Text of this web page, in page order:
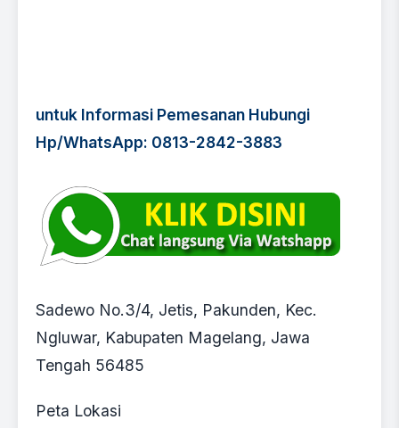
untuk Informasi Pemesanan Hubungi
Hp/WhatsApp: 0813-2842-3883
Sadewo No.3/4, Jetis, Pakunden, Kec.
Ngluwar, Kabupaten Magelang, Jawa
Tengah 56485
Peta Lokasi